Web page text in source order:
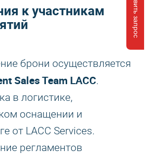
к участникам
брони осуществляется
Sales Team LACC.
в логистике,
оснащении и
от LACC Services.
регламентов